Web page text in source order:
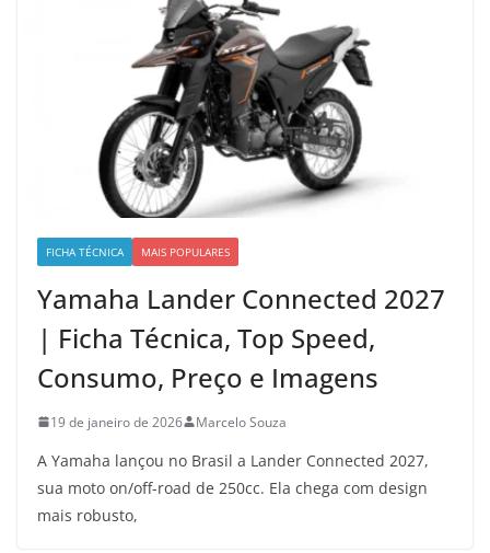
FICHA TÉCNICA MAIS POPULARES
Yamaha Lander Connected 2027
| Ficha Técnica, Top Speed,
Consumo, Preço e Imagens
19 de janeiro de 2026 Marcelo Souza
A Yamaha lançou no Brasil a Lander Connected 2027,
sua moto on/off-road de 250cc. Ela chega com design
mais robusto,